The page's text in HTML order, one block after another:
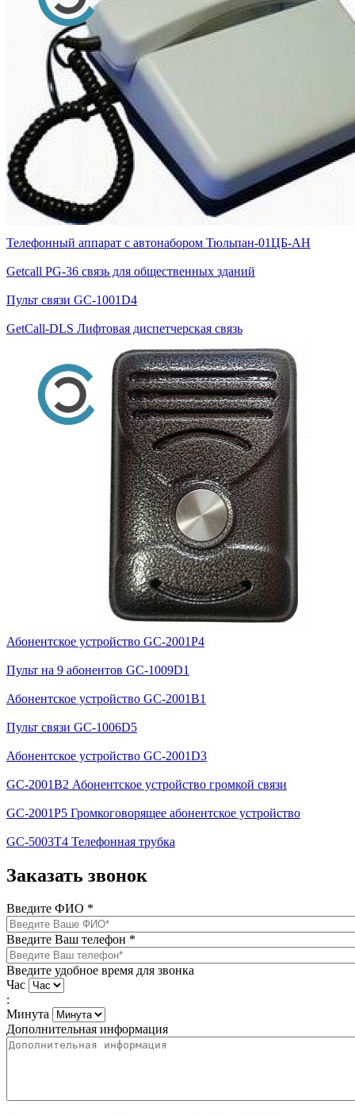
Телефонный аппарат с автонабором Тюльпан-01ЦБ-АН
Getcall PG-36 связь для общественных зданий
Пульт связи GC-1001D4
GetCall-DLS Лифтовая диспетчерская связь
Абонентское устройство GC-2001P4
Пульт на 9 абонентов GC-1009D1
Абонентское устройство GC-2001B1
Пульт связи GC-1006D5
Абонентское устройство GC-2001D3
GC-2001B2 Абонентское устройство громкой связи
GC-2001P5 Громкоговорящее абонентское устройство
GC-5003T4 Телефонная трубка
Заказать звонок
Введите ФИО *
Введите Ваш телефон *
Введите удобное время для звонка
Час
:
Минута
Дополнительная информация